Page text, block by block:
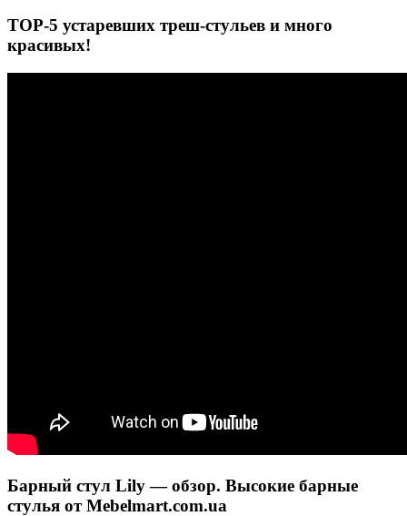
TOP-5 устаревших треш-стульев и много
красивых!
Барный стул Lily — обзор. Высокие барные
стулья от Mebelmart.com.ua